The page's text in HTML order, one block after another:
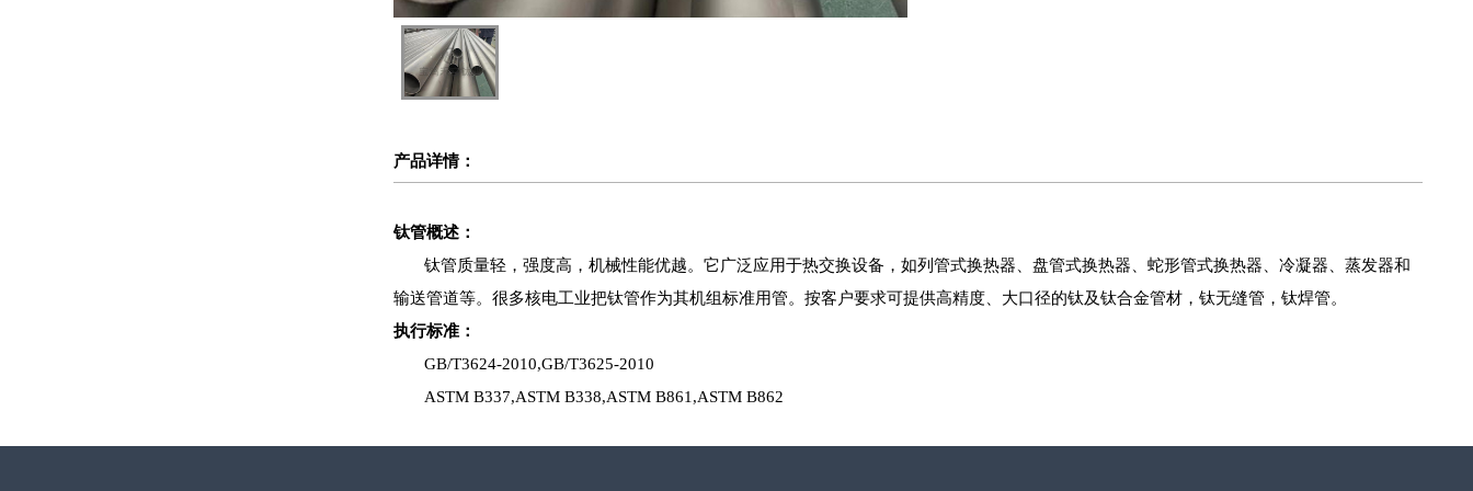
产品详情：
钛管概述：
钛管质量轻，强度高，机械性能优越。它广泛应用于热交换设备，如列管式换热器、盘管式换热器、蛇形管式换热器、冷凝器、蒸发器和
输送管道等。很多核电工业把钛管作为其机组标准用管。按客户要求可提供高精度、大口径的钛及钛合金管材，钛无缝管，钛焊管。
执行标准：
GB/T3624-2010,GB/T3625-2010
ASTM B337,ASTM B338,ASTM B861,ASTM B862